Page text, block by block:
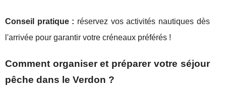
Conseil pratique : réservez vos activités nautiques dès
l'arrivée pour garantir votre créneaux préférés !
Comment organiser et préparer votre séjour
pêche dans le Verdon ?